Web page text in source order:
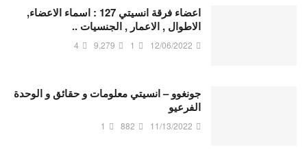
اعضاء فرقة انسيتي 127 : اسماء الاعضاء,
الاطوال , الاعمار , الجنسيات ..
12/06/2022
1
9,279
4
جونغوو – انسيتي معلومات و حقائق و الوحدة
الفرعيو
11/13/2022
882
1